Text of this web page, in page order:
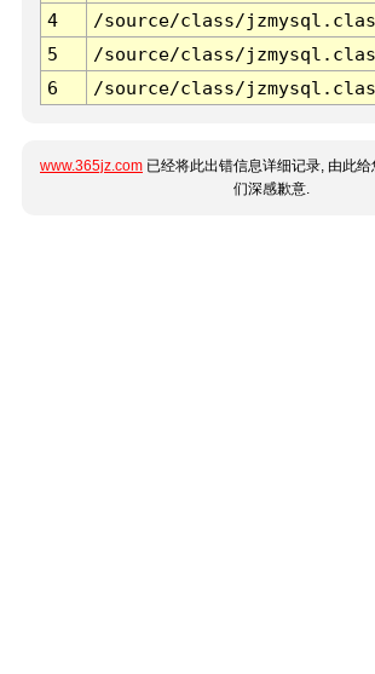
4
/source/class/
5
/source/class/
6
/source/class/
www.365jz.com 已经将此出错信息详细记录, 由此
们深感歉意.